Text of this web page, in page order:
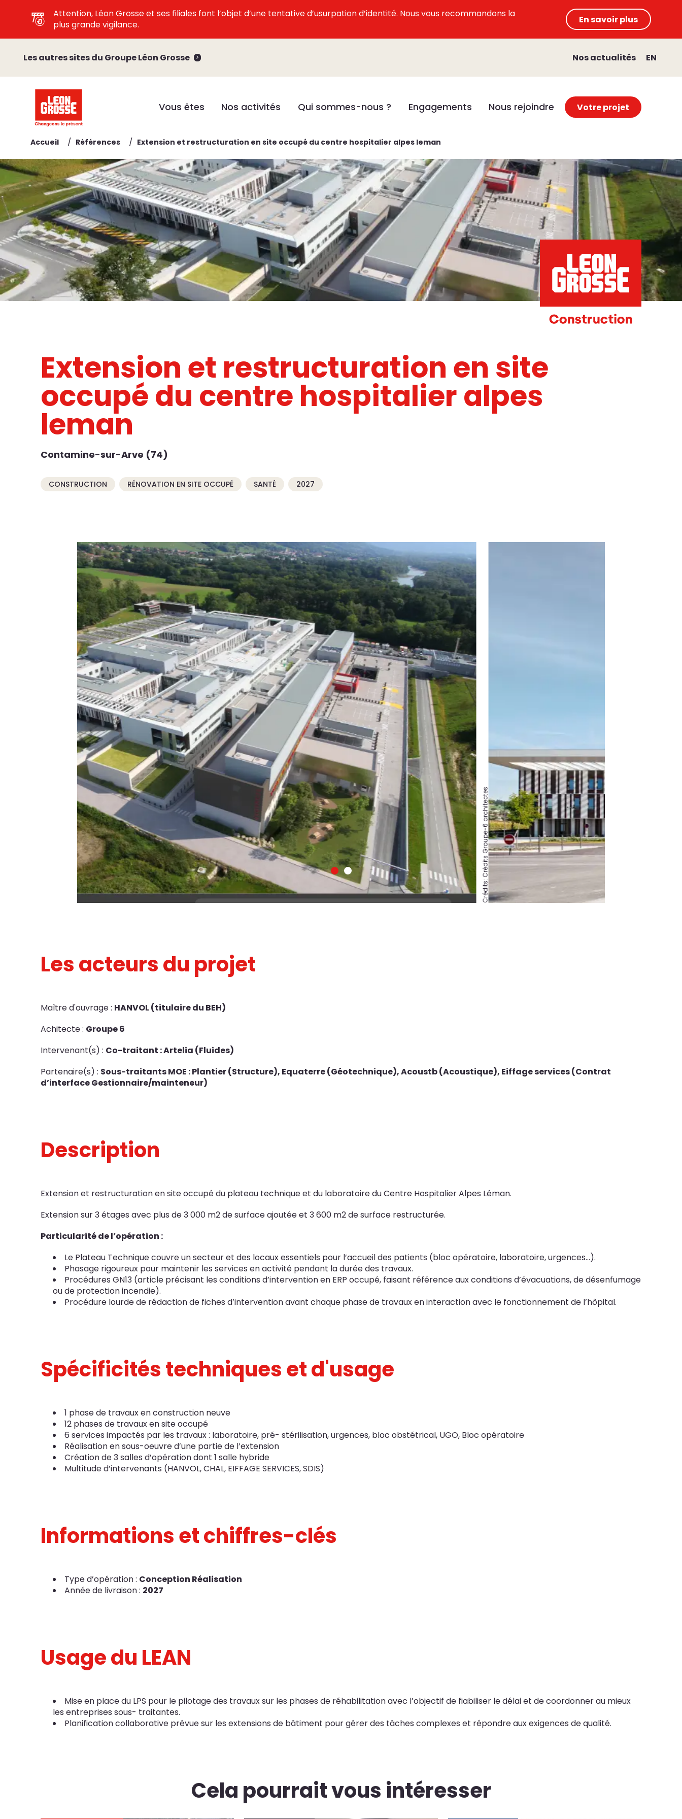
Attention, Léon Grosse et ses filiales font l’objet d’une tentative d’usurpation d’identité. Nous vous recommandons la
plus grande vigilance.
En savoir plus
Les autres sites du Groupe Léon Grosse Nos actualités EN
Votre projet
Vous êtes Nos activités Qui sommes-nous ? Engagements Nous rejoindre
Accueil / Références / Extension et restructuration en site occupé du centre hospitalier alpes leman
Extension et restructuration en site
occupé du centre hospitalier alpes
leman
Contamine-sur-Arve (74)
CONSTRUCTION RÉNOVATION EN SITE OCCUPÉ SANTÉ 2027
Crédits: Crédits Groupe-6 architectes Crédits: Crédits Groupe-6 architectes
Les acteurs du projet
Maître d'ouvrage : HANVOL (titulaire du BEH)
Achitecte : Groupe 6
Intervenant(s) : Co-traitant : Artelia (Fluides)
Partenaire(s) : Sous-traitants MOE : Plantier (Structure), Equaterre (Géotechnique), Acoustb (Acoustique), Eiffage services (Contrat
d’interface Gestionnaire/mainteneur)
Description
Extension et restructuration en site occupé du plateau technique et du laboratoire du Centre Hospitalier Alpes Léman.
Extension sur 3 étages avec plus de 3 000 m2 de surface ajoutée et 3 600 m2 de surface restructurée.
Particularité de l’opération :
Le Plateau Technique couvre un secteur et des locaux essentiels pour l’accueil des patients (bloc opératoire, laboratoire, urgences...).
Phasage rigoureux pour maintenir les services en activité pendant la durée des travaux.
Procédures GN13 (article précisant les conditions d’intervention en ERP occupé, faisant référence aux conditions d’évacuations, de désenfumage
ou de protection incendie).
Procédure lourde de rédaction de fiches d’intervention avant chaque phase de travaux en interaction avec le fonctionnement de l’hôpital.
Spécificités techniques et d'usage
1 phase de travaux en construction neuve
12 phases de travaux en site occupé
6 services impactés par les travaux : laboratoire, pré- stérilisation, urgences, bloc obstétrical, UGO, Bloc opératoire
Réalisation en sous-oeuvre d’une partie de l’extension
Création de 3 salles d’opération dont 1 salle hybride
Multitude d’intervenants (HANVOL, CHAL, EIFFAGE SERVICES, SDIS)
Informations et chiffres-clés
Type d’opération : Conception Réalisation
Année de livraison : 2027
Usage du LEAN
Mise en place du LPS pour le pilotage des travaux sur les phases de réhabilitation avec l’objectif de fiabiliser le délai et de coordonner au mieux
les entreprises sous- traitantes.
Planification collaborative prévue sur les extensions de bâtiment pour gérer des tâches complexes et répondre aux exigences de qualité.
Cela pourrait vous intéresser